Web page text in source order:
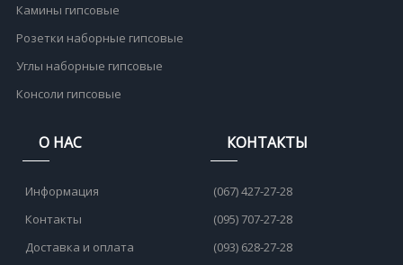
Камины гипсовые
Розетки наборные гипсовые
Углы наборные гипсовые
Консоли гипсовые
О НАС
Информация
Контакты
Доставка и оплата
КОНТАКТЫ
(067) 427-27-28
(095) 707-27-28
(093) 628-27-28